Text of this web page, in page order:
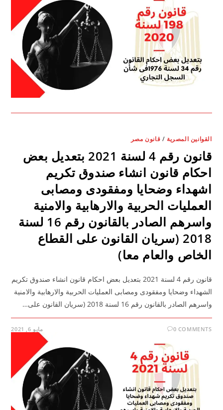
القوانين المصرية / قانون مصر
قانون رقم 4 لسنة 2021 بتعديل بعض
احكام قانون انشاء صندوق تكريم
اشهداء وضحايا ومفقودى ومصابى
العمليات الحربية والارهابية والامنية
واسرهم الصادر بالقانون رقم 16 لسنة
2018 (سريان القانون على القطاع
الخاص والعام معا)
قانون رقم 4 لسنة 2021 بتعديل بعض احكام قانون انشاء صندوق تكريم
الشهداء وضحايا ومفقودى ومصابى العمليات الحربية والارهابية والامنية
واسرهم الصادر بالقانون رقم 16 لسنة 2018 (سريان القانون على…
0 COMMENTS مايو 6, 2021